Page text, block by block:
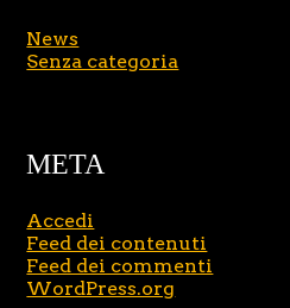
News
Senza categoria
META
Accedi
Feed dei contenuti
Feed dei commenti
WordPress.org